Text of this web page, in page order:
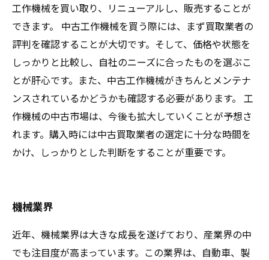
工作機械を買い取り、リニューアルし、販売することが
できます。 中古工作機械を買う際には、まず買取業者の
評判を確認することが大切です。そして、価格や状態を
しっかりと比較し、自社のニーズに合ったものを選ぶこ
とが肝心です。また、中古工作機械がきちんとメンテナ
ンスされているかどうかも確認する必要があります。 工
作機械の中古市場は、今後も拡大していくことが予想さ
れます。購入時には中古買取業者の選定に十分な時間を
かけ、しっかりとした判断をすることが重要です。
機械業界
近年、機械業界は大きな成長を遂げており、産業界の中
でも注目度が高まっています。この業界は、自動車、製